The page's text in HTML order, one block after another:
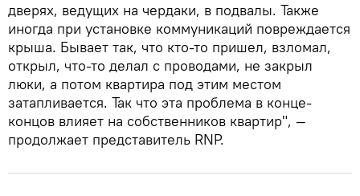
дверях, ведущих на чердаки, в подвалы. Также
иногда при установке коммуникаций повреждается
крыша. Бывает так, что кто-то пришел, взломал,
открыл, что-то делал с проводами, не закрыл
люки, а потом квартира под этим местом
затапливается. Так что эта проблема в конце-
концов влияет на собственников квартир", —
продолжает представитель RNP.